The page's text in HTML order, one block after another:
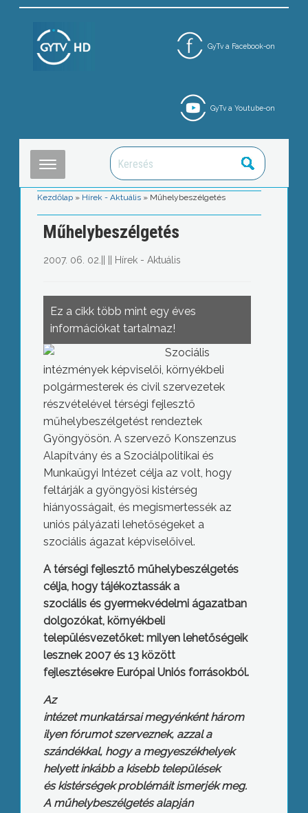
GyTv a Facebook-on
GyTv a Youtube-on
Kezdőlap » Hírek - Aktuális » Műhelybeszélgetés
Műhelybeszélgetés
2007. 06. 02. Hírek - Aktuális
Ez a cikk több mint egy éves
információkat tartalmaz!
Szociális
intézmények képviselői, környékbeli
polgármesterek és civil szervezetek
részvételével térségi fejlesztő
műhelybeszélgetést rendeztek
Gyöngyösön. A szervező Konszenzus
Alapítvány és a Szociálpolitikai és
Munkaügyi Intézet célja az volt, hogy
feltárják a gyöngyösi kistérség
hiányosságait, és megismertessék az
uniós pályázati lehetőségeket a
szociális ágazat képviselőivel.
A térségi fejlesztő műhelybeszélgetés
célja, hogy tájékoztassák a
szociális és gyermekvédelmi ágazatban
dolgozókat, környékbeli
településvezetőket: milyen lehetőségeik
lesznek 2007 és 13 között
fejlesztésekre Európai Uniós forrásokból.
Az
intézet munkatársai megyénként három
ilyen fórumot szerveznek, azzal a
szándékkal, hogy a megyeszékhelyek
helyett inkább a kisebb települések
és kistérségek problémáit ismerjék meg.
A műhelybeszélgetés alapján